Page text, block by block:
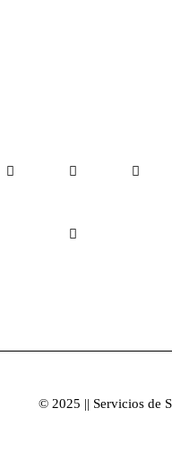
© 2025 || Servicios de